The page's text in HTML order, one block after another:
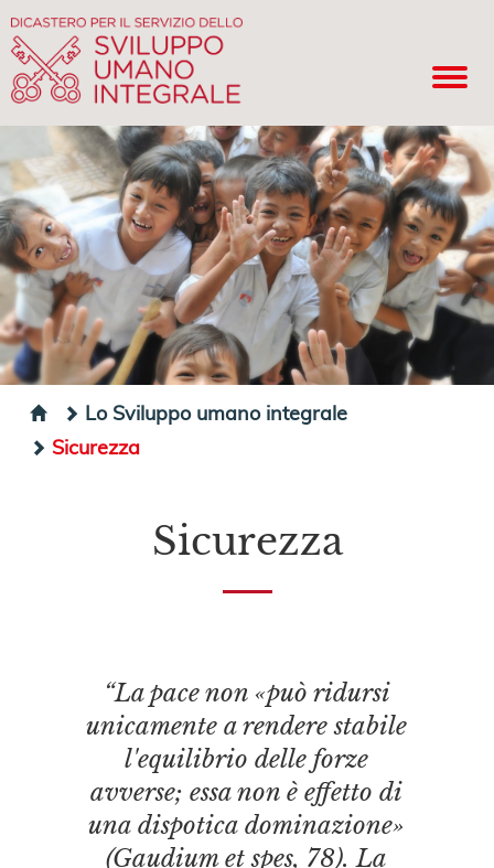
Lo Sviluppo umano integrale
Sicurezza
Sicurezza
“La pace non «può ridursi
unicamente a rendere stabile
l'equilibrio delle forze
avverse; essa non è effetto di
una dispotica dominazione»
(Gaudium et spes, 78). La